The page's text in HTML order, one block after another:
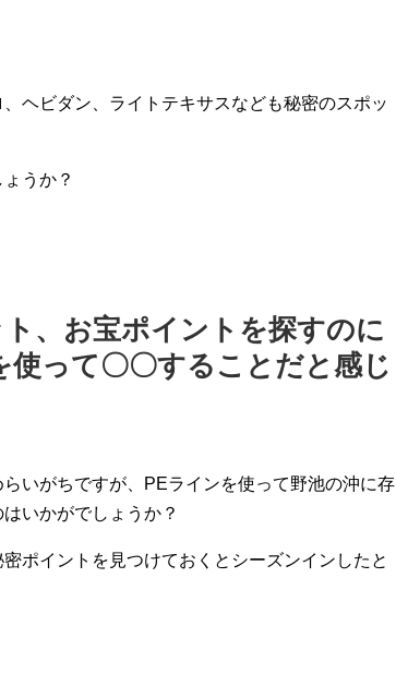
ヘビダン、ライトテキサスなども秘密のスポッ
うか？
、お宝ポイントを探すのに
って〇〇することだと感じ
いがちですが、PEラインを使って野池の沖に存
いかがでしょうか？
ポイントを見つけておくとシーズンインしたと